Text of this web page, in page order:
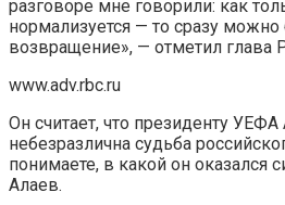
разговоре мне говорили: как
нормализуется — то сразу можно
возвращение», — отметил глава
www.adv.rbc.ru
Он считает, что президенту
небезразлична судьба
понимаете, в какой он оказался
Алаев.